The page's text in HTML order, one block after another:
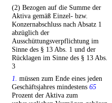
(2) Bezogen auf die Summe der
Aktiva gemäß Einzel- bzw.
Konzernabschluss nach Absatz 1
abzüglich der
Ausschüttungsverpflichtung im
Sinne des § 13 Abs. 1 und der
Rücklagen im Sinne des § 13 Abs.
3
1. müssen zum Ende eines jeden
Geschäftsjahres mindestens 65
Prozent der Aktiva zum